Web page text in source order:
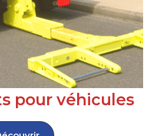
pour véhicules